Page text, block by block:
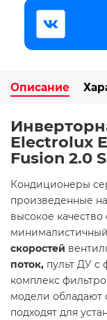
Описание
Electrolux
Fusion 2.0
Кондиционеры
произведенные
высокое
скоростей
поток, пульт ДУ с
комплекс
модели обладают
подходят для